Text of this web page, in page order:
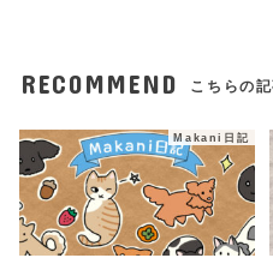
RECOMMEND こちらの
Makani日記